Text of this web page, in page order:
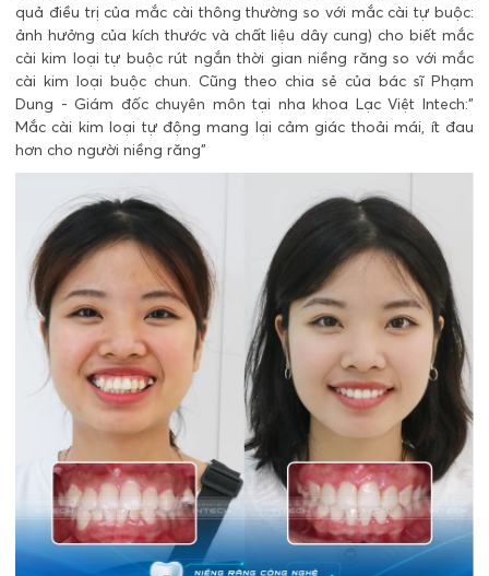
quả điều trị của mắc cài thông thường so với mắc cài tự buộc:
ảnh hưởng của kích thước và chất liệu dây cung) cho biết mắc
cài kim loại tự buộc rút ngắn thời gian niềng răng so với mắc
cài kim loại buộc chun. Cũng theo chia sẻ của bác sĩ Phạm
Dung - Giám đốc chuyên môn tại nha khoa Lạc Việt Intech:"
Mắc cài kim loại tự động mang lại cảm giác thoải mái, ít đau
hơn cho người niềng răng"